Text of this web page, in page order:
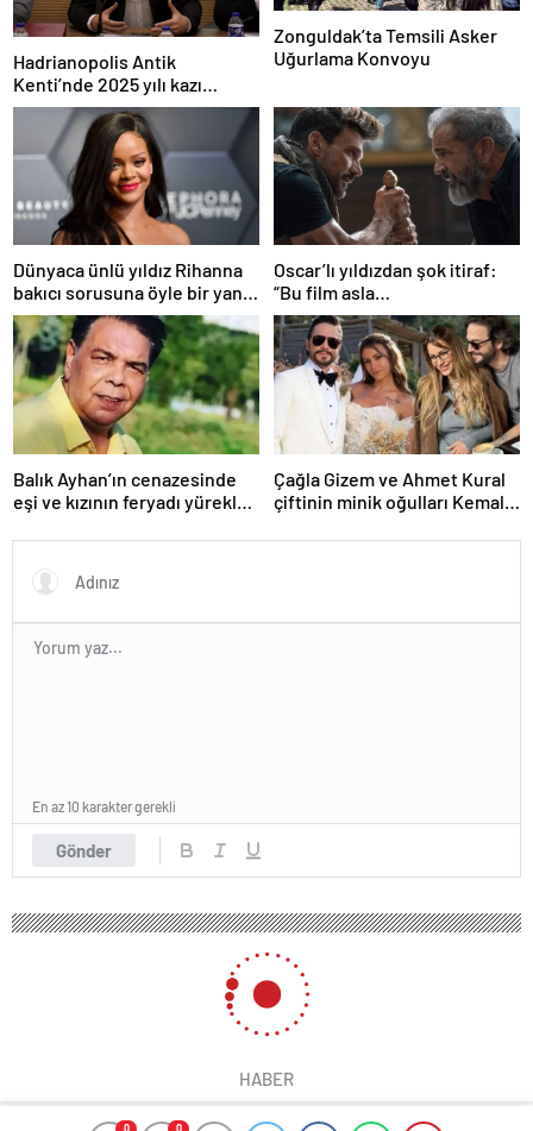
0 0
Hadrianopolis Antik
Kenti’nde 2025 yılı kazı
sezonu başladı
Zonguldak’ta Temsili Asker
Uğurlama Konvoyu
Dünyaca ünlü yıldız Rihanna
bakıcı sorusuna öyle bir yanıt
verdi ki! “35 yıl boyunca…”
Oscar’lı yıldızdan şok itiraf:
“Bu film asla
yayınlanmamalıydı!”
Balık Ayhan’ın cenazesinde
eşi ve kızının feryadı yürekleri
yanıyor!”
Çağla Gizem ve Ahmet Kural
çiftinin minik oğulları Kemal, 1
gününden kareler!
Gönder
En az 10 karakter gerekli
HABER